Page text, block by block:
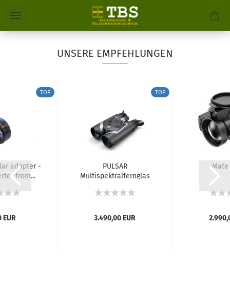
UNSERE EMPFEHLUNGEN
TOP
adapter -
from...
EUR
TOP
PULSAR
Multispektralfernglas
3.490,00 EUR
Mate